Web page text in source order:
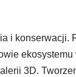
i konserwacji.
3D.